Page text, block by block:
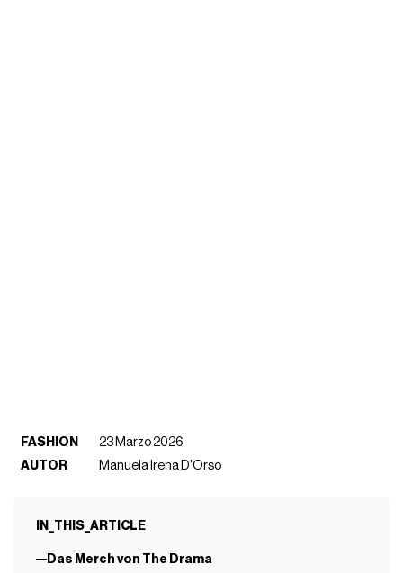
FASHION
23 Marzo 2026
AUTOR
Manuela Irena D'Orso
IN_THIS_ARTICLE
Das Merch von The Drama